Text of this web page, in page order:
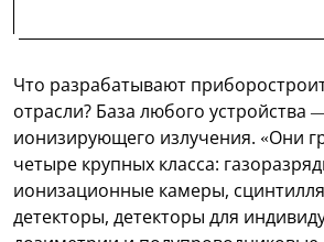
Что разрабатывают
отрасли? База любого устройства
ионизирующего излучения. «Они
четыре крупных класса:
ионизационные камеры,
детекторы, детекторы для